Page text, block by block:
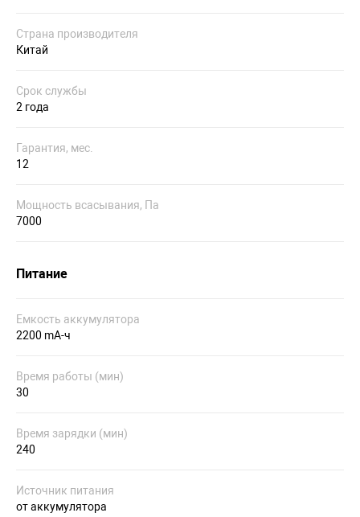
Страна производителя
Китай
Срок службы
2 года
Гарантия, мес.
12
Мощность всасывания, Па
7000
Питание
Емкость аккумулятора
2200 mA-ч
Время работы (мин)
30
Время зарядки (мин)
240
Источник питания
от аккумулятора